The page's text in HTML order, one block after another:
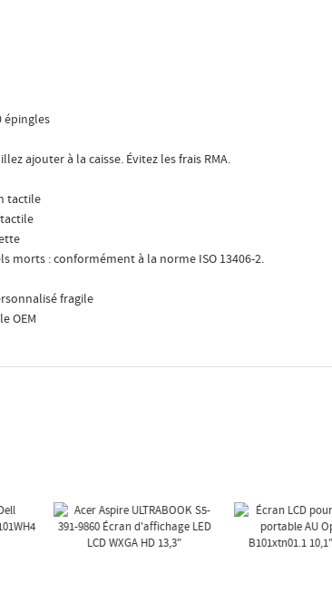
épingles
ajouter à la caisse. Évitez les frais RMA.
tactile
morts : conformément à la norme ISO 13406-2.
fragile
OEM